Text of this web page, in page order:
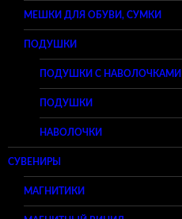
МЕШКИ ДЛЯ ОБУВИ, СУМКИ
ПОДУШКИ
ПОДУШКИ С НАВОЛОЧКАМИ
ПОДУШКИ
НАВОЛОЧКИ
СУВЕНИРЫ
МАГНИТИКИ